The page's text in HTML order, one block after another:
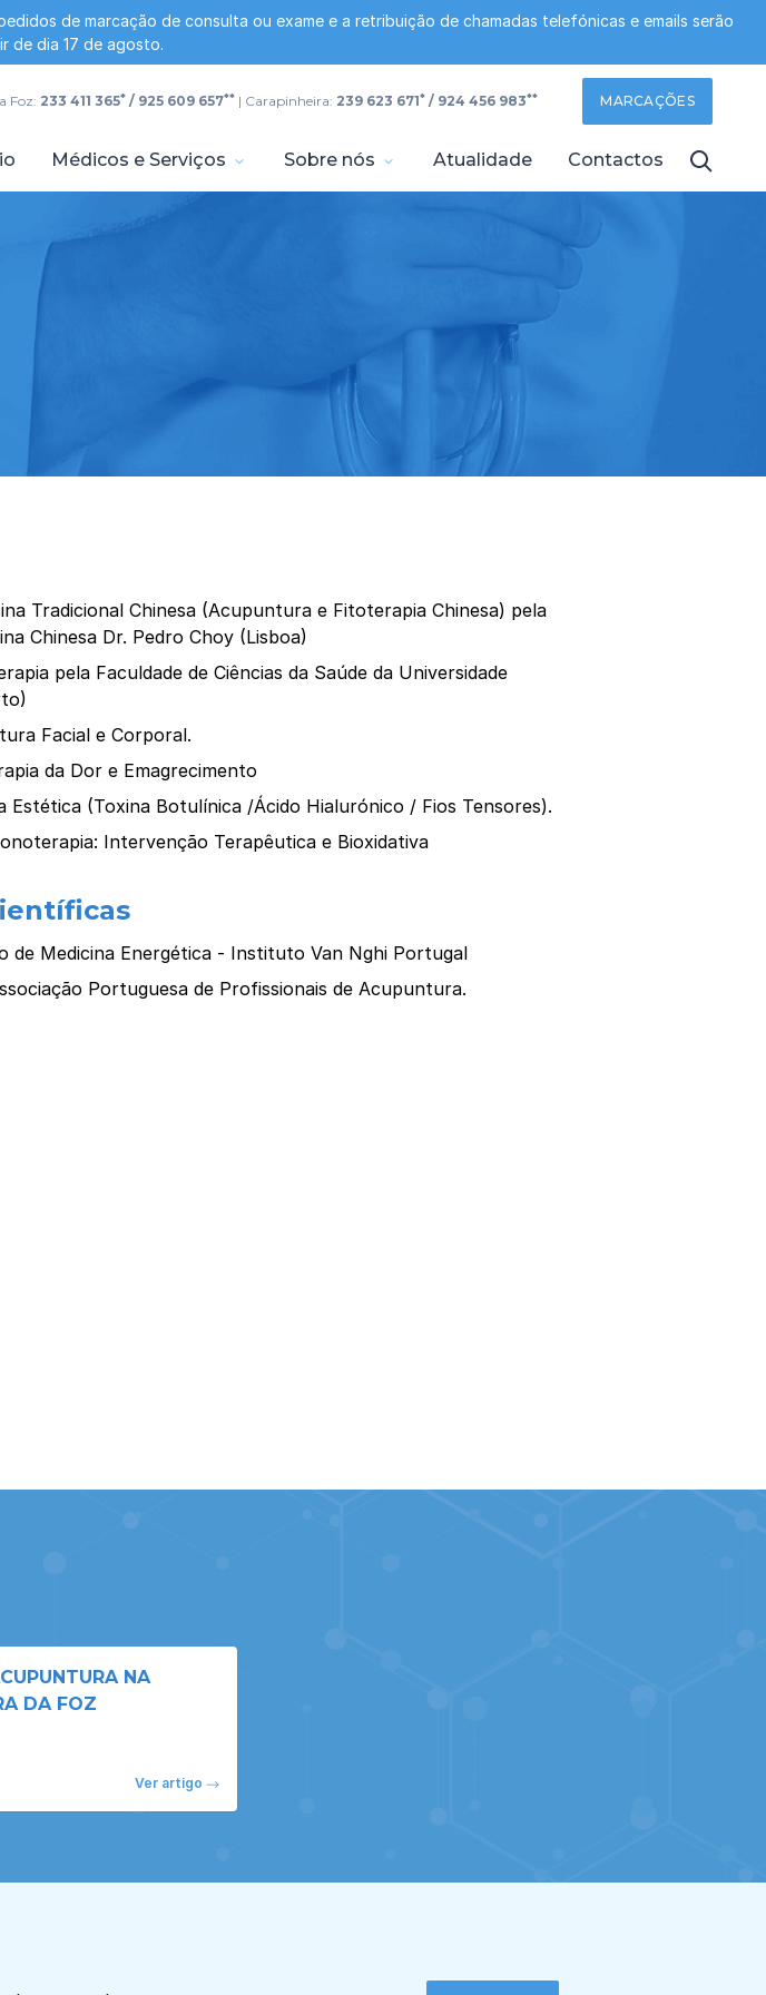
de marcação de consulta ou exame e a retribuição de chamadas telefónicas e emails serão
de dia 17 de agosto.
Foz: 233 411 365* / 925 609 657** | Carapinheira: 239 623 671* / 924 456 983** MARCAÇÕES
Médicos e Serviços Sobre nós Atualidade Contactos
Tradicional Chinesa (Acupuntura e Fitoterapia Chinesa) pela
Chinesa Dr. Pedro Choy (Lisboa)
pela Faculdade de Ciências da Saúde da Universidade
Facial e Corporal.
da Dor e Emagrecimento
Estética (Toxina Botulínica /Ácido Hialurónico / Fios Tensores).
Intervenção Terapêutica e Bioxidativa
de Medicina Energética - Instituto Van Nghi Portugal
Portuguesa de Profissionais de Acupuntura.
NA
DA FOZ
Ver artigo